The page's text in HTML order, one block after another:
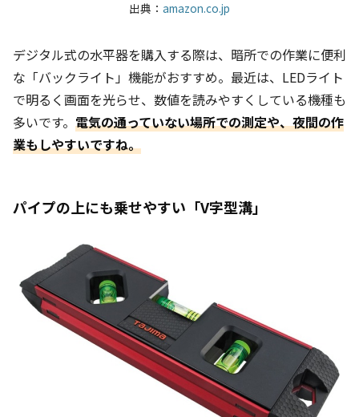
出典： amazon.co.jp
デジタル式の水平器を購入する際は、暗所での作業に便利
な「バックライト」機能がおすすめ。最近は、LEDライト
で明るく画面を光らせ、数値を読みやすくしている機種も
多いです。 電気の通っていない場所での測定や、夜間の作
業もしやすいですね。
パイプの上にも乗せやすい「V字型溝」